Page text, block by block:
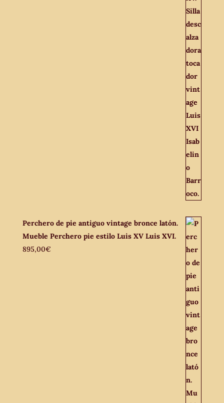
Perchero de pie antiguo vintage bronce latón.
Mueble Perchero pie estilo Luis XV Luis XVI.
895,00€